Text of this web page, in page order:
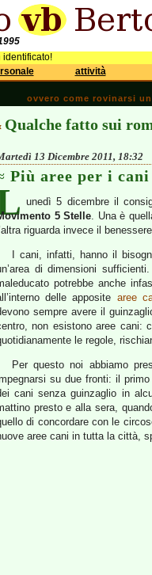
identificato!
attività
ovvero come rovinarsi
Qualche fatto sui
13 Dicembre 2011, 18:32
Più aree per i
unedì 5 dicembre il
5 Stelle. Una è
riguarda invece il
I cani, infatti, hanno il
di dimensioni
potrebbe anche
delle apposite aree
sempre avere il
non esistono aree cani:
le regole,
Per questo noi abbiamo
su due fronti: il
cani senza guinzaglio in
presto e alla sera,
di concordare con le
aree cani in tutta la città,